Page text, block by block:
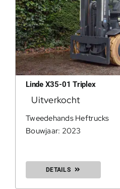
Linde X35-01 Triplex
Uitverkocht
Tweedehands Heftrucks
Bouwjaar: 2023
DETAILS